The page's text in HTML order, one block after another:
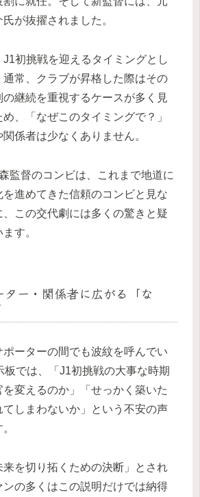
が抜擢されました。
J1初挑戦を迎えるタイミングとし
通常、クラブが昇格した際はその
継続を重視するケースが多く見
、「なぜこのタイミングで？」
係者は少なくありません。
監督のコンビは、これまで地道に
進めてきた信頼のコンビと見な
、この交代劇には多くの驚きと疑
す。
ー・関係者に広がる「な
ーターの間でも波紋を呼んでい
板では、「J1初挑戦の大事な時期
変えるのか」「せっかく築いた
しまわないか」という不安の声
来を切り拓くための決断」とされ
ンの多くはこの説明だけでは納得